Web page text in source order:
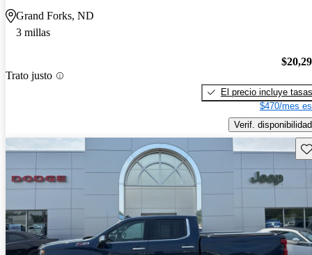
Grand Forks, ND
3 millas
Trato justo
El precio incluye tasas
$470/mes
Verif. disponibilidad